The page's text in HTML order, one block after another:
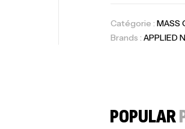
Catégorie : MASS
Brands : APPLIED
POPULAR